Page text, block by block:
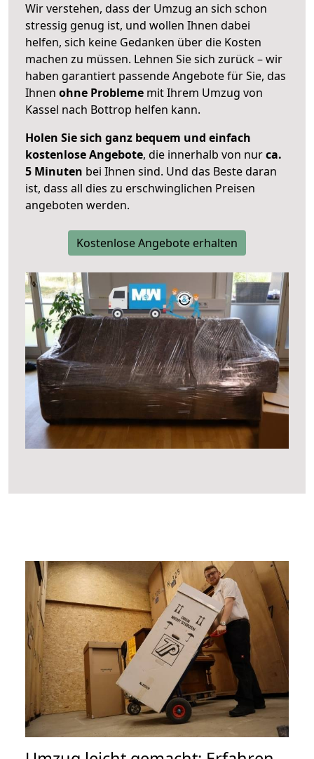
Wir verstehen, dass der Umzug an sich schon
stressig genug ist, und wollen Ihnen dabei
helfen, sich keine Gedanken über die Kosten
machen zu müssen. Lehnen Sie sich zurück – wir
haben garantiert passende Angebote für Sie, das
Ihnen ohne Probleme mit Ihrem Umzug von
Kassel nach Bottrop helfen kann.
Holen Sie sich ganz bequem und einfach
kostenlose Angebote, die innerhalb von nurca.
5 Minuten bei Ihnen sind. Und das Beste daran
ist, dass all dies zu erschwinglichen Preisen
angeboten werden.
Kostenlose Angebote erhalten